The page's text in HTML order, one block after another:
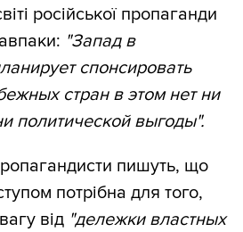
російської пропаганди
"Запад в
спонсировать
стран в этом нет ни
политической выгоды".
пишуть, що
потрібна для того,
від "дележки властных